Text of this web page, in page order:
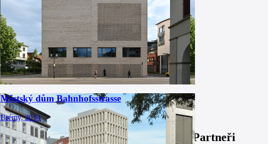
Městský dům Bahnhofsstrasse
Brémy, 2014
Partneři